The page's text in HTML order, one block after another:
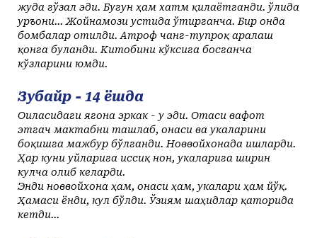
жуда гўзал эди. Бугун ҳам хатм қилаётганди. Қўлида
Қуръони... Жойнамози устида ўтирганча. Бир онда
бомбалар отилди. Атроф чанг-тупроқ аралаш
қонга буланди. Китобини кўксига босганча
кўзларини юмди.
Зубайр - 14 ёшда
Оиласидаги ягона эркак - у эди. Отаси вафот
этгач мактабни ташлаб, онаси ва укаларини
боқишга мажбур бўлганди. Новвойхонада ишларди.
Ҳар куни уйларига иссиқ нон, укаларига ширин
кулча олиб келарди.
Энди новвойхона ҳам, онаси ҳам, укалари ҳам йўқ.
Ҳамаси ёнди, кул бўлди. Ўзиям шаҳидлар қаторида
кетди...